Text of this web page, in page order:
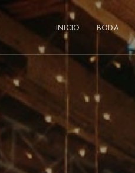
INICIO BODA